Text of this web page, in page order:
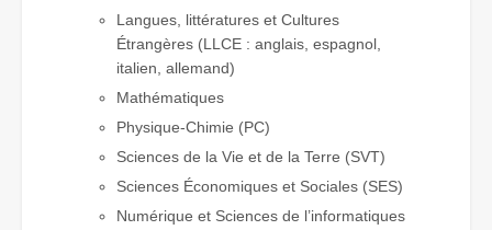
Langues, littératures et Cultures
Étrangères (LLCE : anglais, espagnol,
italien, allemand)
Mathématiques
Physique-Chimie (PC)
Sciences de la Vie et de la Terre (SVT)
Sciences Économiques et Sociales (SES)
Numérique et Sciences de l’informatiques